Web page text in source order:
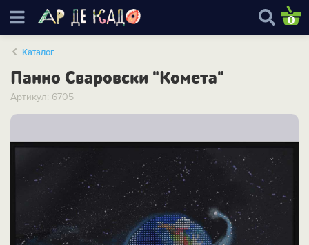
0
Каталог
Панно Сваровски "Комета"
Артикул: 6705